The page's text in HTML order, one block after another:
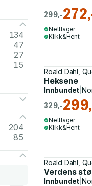
134
47
27
15
204
85
299,-
Nettlager
Klikk&Hent
Roald Dahl,
Heksene
Innbundet |
329,-
Nettlager
Klikk&Hent
Roald Dahl,
Verdens
Innbundet |